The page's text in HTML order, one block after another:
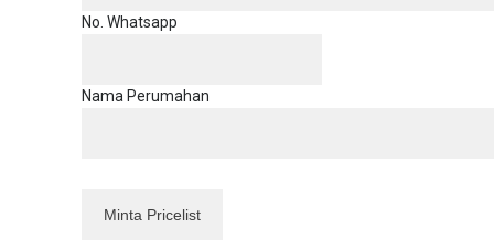
No. Whatsapp
Nama Perumahan